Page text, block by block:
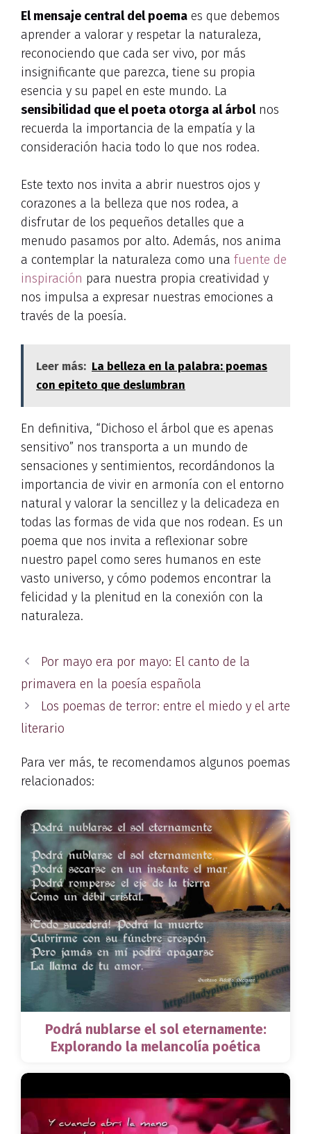
El mensaje central del poema es que debemos
aprender a valorar y respetar la naturaleza,
reconociendo que cada ser vivo, por más
insignificante que parezca, tiene su propia
esencia y su papel en este mundo. La
sensibilidad que el poeta otorga al árbolnos
recuerda la importancia de la empatía y la
consideración hacia todo lo que nos rodea.
Este texto nos invita a abrir nuestros ojos y
corazones a la belleza que nos rodea, a
disfrutar de los pequeños detalles que a
menudo pasamos por alto. Además, nos anima
a contemplar la naturaleza como una fuente de
inspiración para nuestra propia creatividad y
nos impulsa a expresar nuestras emociones a
través de la poesía.
Leer más: La belleza en la palabra: poemas
con epiteto que deslumbran
En definitiva, “Dichoso el árbol que es apenas
sensitivo” nos transporta a un mundo de
sensaciones y sentimientos, recordándonos la
importancia de vivir en armonía con el entorno
natural y valorar la sencillez y la delicadeza en
todas las formas de vida que nos rodean. Es un
poema que nos invita a reflexionar sobre
nuestro papel como seres humanos en este
vasto universo, y cómo podemos encontrar la
felicidad y la plenitud en la conexión con la
naturaleza.
Por mayo era por mayo: El canto de la
primavera en la poesía española
Los poemas de terror: entre el miedo y el arte
literario
Para ver más, te recomendamos algunos poemas
relacionados:
Podrá nublarse el sol eternamente:
Explorando la melancolía poética